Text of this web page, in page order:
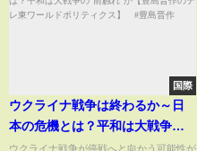
国際
ウクライナ戦争は終わるか～日
本の危機とは？平和は大戦争
の“前触れ”か【豊島晋作のテレ
ウクライナ戦争が停戦へと向かう可能性が